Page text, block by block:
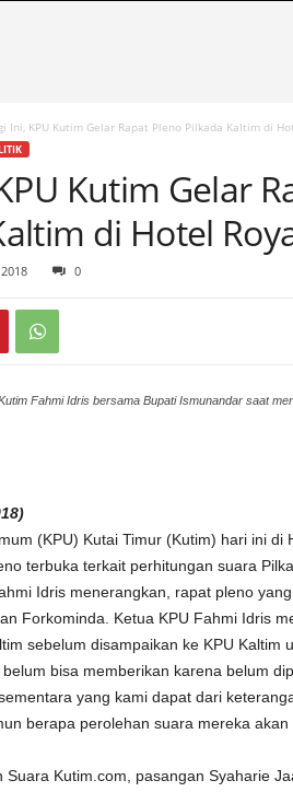
Ini, KPU Kutim Gelar Rapat Pleno Pilkada Kaltim di
Kutim Gelar
di Hotel
0
Fahmi Idris bersama Bupati Ismunandar saat
(KPU) Kutai Timur (Kutim) hari ini di
terbuka terkait perhitungan suara
Idris menerangkan, rapat pleno
Forkominda. Ketua KPU Fahmi Idris
sebelum disampaikan ke KPU Kaltim
bisa memberikan karena belum
yang kami dapat dari
berapa perolehan suara mereka
Suara Kutim.com, pasangan Syaharie